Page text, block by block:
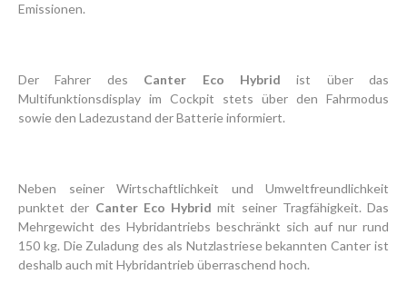
Emissionen.
Der Fahrer des Canter Eco Hybrid ist über das
Multifunktionsdisplay im Cockpit stets über den Fahrmodus
sowie den Ladezustand der Batterie informiert.
Neben seiner Wirtschaftlichkeit und Umweltfreundlichkeit
punktet der Canter Eco Hybrid mit seiner Tragfähigkeit. Das
Mehrgewicht des Hybridantriebs beschränkt sich auf nur rund
150 kg. Die Zuladung des als Nutzlastriese bekannten Canter ist
deshalb auch mit Hybridantrieb überraschend hoch.